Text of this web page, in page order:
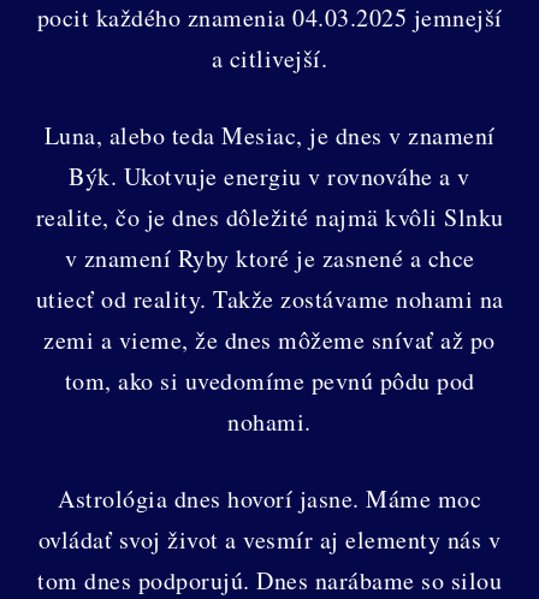
pocit každého znamenia 04.03.2025 jemnejší
a citlivejší.
Luna, alebo teda Mesiac, je dnes v znamení
Býk. Ukotvuje energiu v rovnováhe a v
realite, čo je dnes dôležité najmä kvôli Slnku
v znamení Ryby ktoré je zasnené a chce
utiecť od reality. Takže zostávame nohami na
zemi a vieme, že dnes môžeme snívať až po
tom, ako si uvedomíme pevnú pôdu pod
nohami.
Astrológia dnes hovorí jasne. Máme moc
ovládať svoj život a vesmír aj elementy nás v
tom dnes podporujú. Dnes narábame so silou